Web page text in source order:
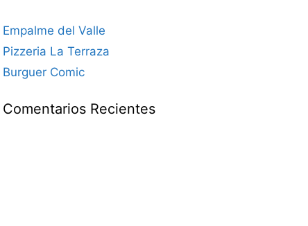
Empalme del Valle
Pizzeria La Terraza
Burguer Comic
Comentarios Recientes